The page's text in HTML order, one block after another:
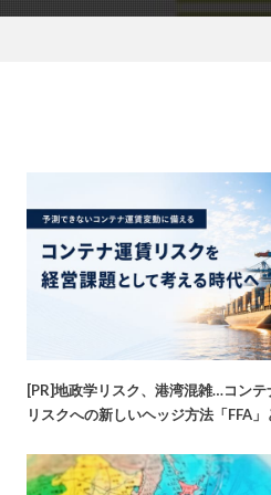
[PR]地政学リスク、港湾混雑…コンテ
リスクへの新しいヘッジ方法「FFA」